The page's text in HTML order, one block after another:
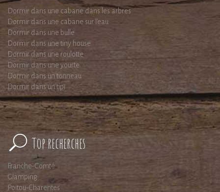
Dormir dans une cabane dans les arbres
Dormir dans une cabane sur l'eau
Dormir dans une bulle
Dormir dans une tiny house
Dormir dans une roulotte
Dormir dans une yourte
Dormir dans un tonneau
Dormir dans un tipi
Top recherches
Franche-Comté
Glamping
Poitou-Charentes